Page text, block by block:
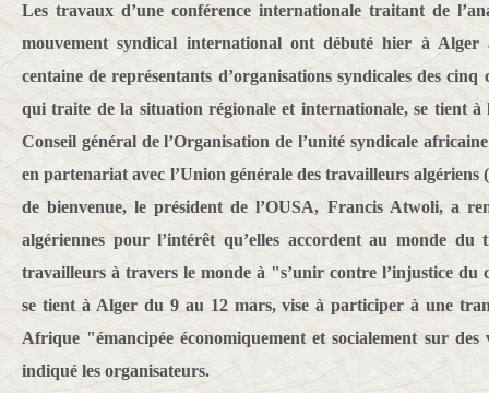
Les travaux d’une conférence internationale traitant de
mouvement syndical international ont débuté hier à Alger
centaine de représentants d’organisations syndicales des cinq
qui traite de la situation régionale et internationale, se tient à
Conseil général de l’Organisation de l’unité syndicale
en partenariat avec l’Union générale des travailleurs
de bienvenue, le président de l’OUSA, Francis Atwoli, a
algériennes pour l’intérêt qu’elles accordent au monde
travailleurs à travers le monde à "s’unir contre l’injustice du
se tient à Alger du 9 au 12 mars, vise à participer à une
Afrique "émancipée économiquement et socialement sur
indiqué les organisateurs.